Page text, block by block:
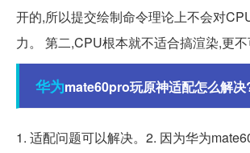
开的,所以提交绘制命令理论上不会对
力。 第二,CPU根本就不适合搞渲染,更不
华为mate60pro玩原神适配怎么解决
1. 适配问题可以解决。2. 因为华为